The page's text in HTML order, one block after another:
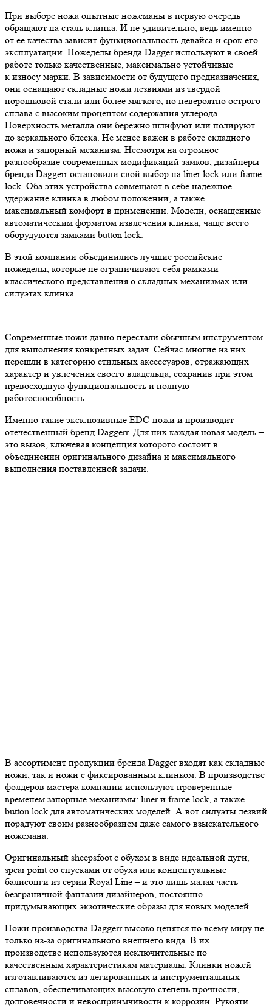
При выборе ножа опытные ножеманы в первую очередь
обращают на сталь клинка. И не удивительно, ведь именно
от ее качества зависит функциональность девайса и срок его
эксплуатации. Ножеделы бренда Dagger используют в своей
работе только качественные, максимально устойчивые
к износу марки. В зависимости от будущего предназначения,
они оснащают складные ножи лезвиями из твердой
порошковой стали или более мягкого, но невероятно острого
сплава с высоким процентом содержания углерода.
Поверхность металла они бережно шлифуют или полируют
до зеркального блеска. Не менее важен в работе складного
ножа и запорный механизм. Несмотря на огромное
разнообразие современных модификаций замков, дизайнеры
бренда Daggerr остановили свой выбор на liner lock или frame
lock. Оба этих устройства совмещают в себе надежное
удержание клинка в любом положении, а также
максимальный комфорт в применении. Модели, оснащенные
автоматическим форматом извлечения клинка, чаще всего
оборудуются замками button lock.
В этой компании объединились лучшие российские
ножеделы, которые не ограничивают себя рамками
классического представления о складных механизмах или
силуэтах клинка.
Современные ножи давно перестали обычным инструментом
для выполнения конкретных задач. Сейчас многие из них
перешли в категорию стильных аксессуаров, отражающих
характер и увлечения своего владельца, сохранив при этом
превосходную функциональность и полную
работоспособность.
Именно такие эксклюзивные EDC-ножи и производит
отечественный бренд Daggerr. Для них каждая новая модель –
это вызов, ключевая концепция которого состоит в
объединении оригинального дизайна и максимального
выполнения поставленной задачи.
В ассортимент продукции бренда Dagger входят как складные
ножи, так и ножи с фиксированным клинком. В производстве
фолдеров мастера компании используют проверенные
временем запорные механизмы: liner и frame lock, а также
button lock для автоматических моделей. А вот силуэты лезвий
порадуют своим разнообразием даже самого взыскательного
ножемана.
Оригинальный sheepsfoot с обухом в виде идеальной дуги,
spear point со спусками от обуха или концептуальные
балисонги из серии Royal Line – и это лишь малая часть
безграничной фантазии дизайнеров, постоянно
придумывающих экзотические образы для новых моделей.
Ножи производства Daggerr высоко ценятся по всему миру не
только из-за оригинального внешнего вида. В их
производстве используются исключительные по
качественным характеристикам материалы. Клинки ножей
изготавливаются из легированных и инструментальных
сплавов, обеспечивающих высокую степень прочности,
долговечности и невосприимчивости к коррозии. Рукояти